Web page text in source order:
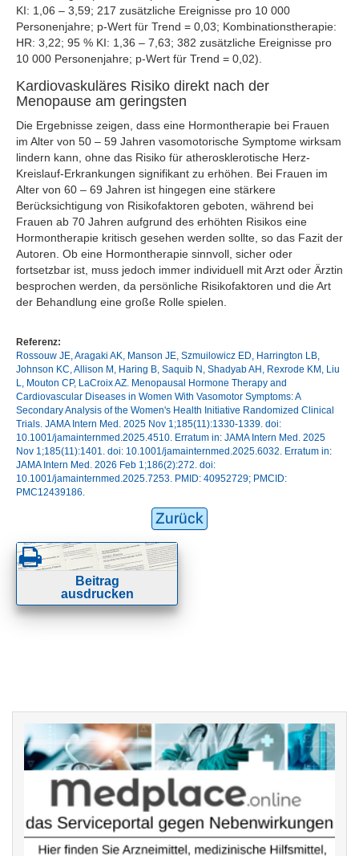
KI: 1,06 – 3,59; 217 zusätzliche Ereignisse pro 10 000
Personenjahre; p-Wert für Trend = 0,03; Kombinationstherapie:
HR: 3,22; 95 % KI: 1,36 – 7,63; 382 zusätzliche Ereignisse pro
10 000 Personenjahre; p-Wert für Trend = 0,02).
Kardiovaskuläres Risiko direkt nach der
Menopause am geringsten
Die Ergebnisse zeigen, dass eine Hormontherapie bei Frauen
im Alter von 50 – 59 Jahren vasomotorische Symptome wirksam
lindern kann, ohne das Risiko für atherosklerotische Herz-
Kreislauf-Erkrankungen signifikant zu erhöhen. Bei Frauen im
Alter von 60 – 69 Jahren ist hingegen eine stärkere
Berücksichtigung von Risikofaktoren geboten, während bei
Frauen ab 70 Jahren aufgrund des erhöhten Risikos eine
Hormontherapie kritisch gesehen werden sollte, so das Fazit der
Autoren. Ob eine Hormontherapie sinnvoll, sicher oder
fortsetzbar ist, muss jedoch immer individuell mit Arzt oder Ärztin
besprochen werden, da persönliche Risikofaktoren und die Art
der Behandlung eine große Rolle spielen.
Referenz:
Rossouw JE, Aragaki AK, Manson JE, Szmuilowicz ED, Harrington LB,
Johnson KC, Allison M, Haring B, Saquib N, Shadyab AH, Rexrode KM, Liu
L, Mouton CP, LaCroix AZ. Menopausal Hormone Therapy and
Cardiovascular Diseases in Women With Vasomotor Symptoms: A
Secondary Analysis of the Women's Health Initiative Randomized Clinical
Trials. JAMA Intern Med. 2025 Nov 1;185(11):1330-1339. doi:
10.1001/jamainternmed.2025.4510. Erratum in: JAMA Intern Med. 2025
Nov 1;185(11):1401. doi: 10.1001/jamainternmed.2025.6032. Erratum in:
JAMA Intern Med. 2026 Feb 1;186(2):272. doi:
10.1001/jamainternmed.2025.7253. PMID: 40952729; PMCID:
PMC12439186.
Zurück
Beitrag
ausdrucken